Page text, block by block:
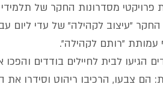
פרויקטי מסדרונות החקר של
החקר "עיצוב לקהילה" של עדי ליום
עמותת "רותם לקהילה".
הגיעו לבית לחיילים בודדים והפכו
הם צבעו, הרכיבו ריהוט וסידרו